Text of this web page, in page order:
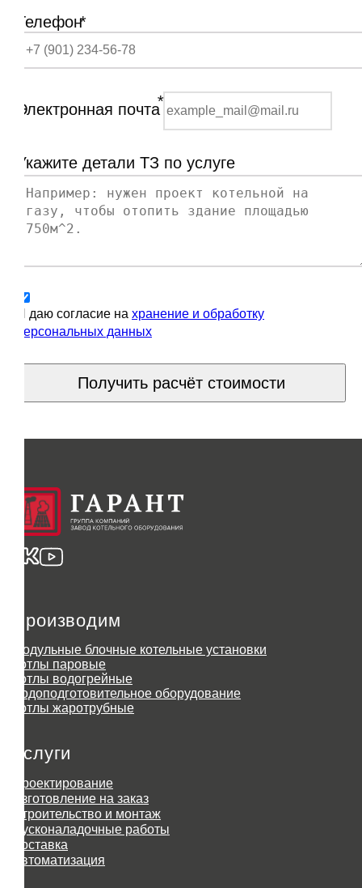
Телефон*
Электронная почта*
Укажите детали ТЗ по услуге
Я даю согласие на хранение и обработку
персональных данных
Получить расчёт стоимости
Производим
Модульные блочные котельные установки
Котлы паровые
Котлы водогрейные
Водоподготовительное оборудование
Котлы жаротрубные
Услуги
Проектирование
Изготовление на заказ
Строительство и монтаж
Пусконаладочные работы
Доставка
Автоматизация